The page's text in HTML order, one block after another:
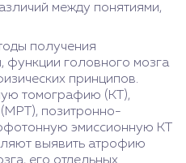
между понятиями,
получения
функции головного мозга
принципов.
томографию (КТ),
позитронно-
эмиссионную КТ
выявить атрофию
его отдельных